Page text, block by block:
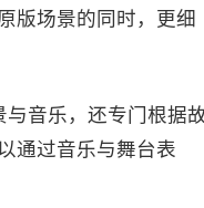
版场景的同时，更细
音乐，还专门根据
通过音乐与舞台表